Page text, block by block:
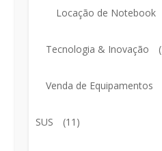
Locação de Notebook
Tecnologia & Inovação
Venda de Equipamentos
SUS (11)